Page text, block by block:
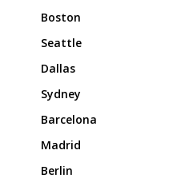
Boston
Seattle
Dallas
Sydney
Barcelona
Madrid
Berlin